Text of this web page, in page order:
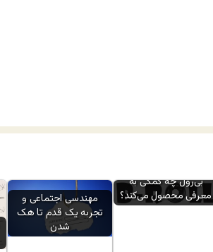
مهندسی اجتماعی و
تجربه یک قدم تا هک
شدن
بی‌رول چه کمکی به
معرفی محصول می‌کند؟